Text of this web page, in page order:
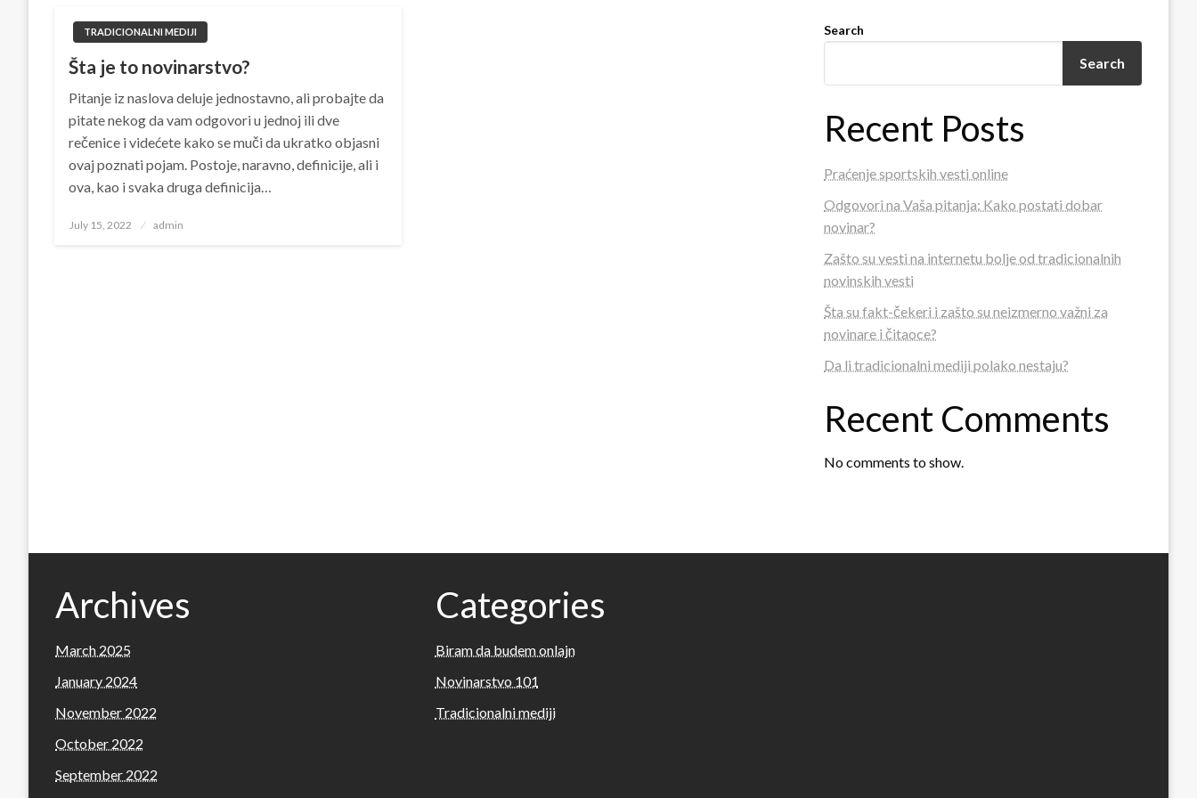
TRADICIONALNI MEDIJI
Šta je to novinarstvo?
Pitanje iz naslova deluje jednostavno, ali probajte da
pitate nekog da vam odgovori u jednoj ili dve
rečenice i videćete kako se muči da ukratko objasni
ovaj poznati pojam. Postoje, naravno, definicije, ali i
ova, kao i svaka druga definicija…
Posted
July 15, 2022 admin
Search
Search
Recent Posts
Praćenje sportskih vesti online
Odgovori na Vaša pitanja: Kako postati dobar
novinar?
Zašto su vesti na internetu bolje od tradicionalnih
novinskih vesti
Šta su fakt-čekeri i zašto su neizmerno važni za
novinare i čitaoce?
Da li tradicionalni mediji polako nestaju?
Recent Comments
No comments to show.
Archives
March 2025
January 2024
November 2022
October 2022
September 2022
Categories
Biram da budem onlajn
Novinarstvo 101
Tradicionalni mediji